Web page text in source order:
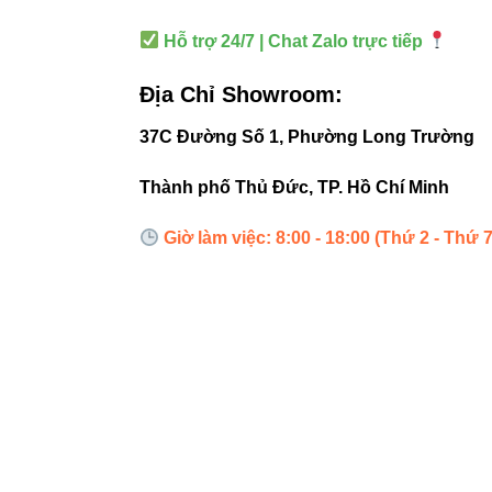
Chiếu
Hỗ trợ 24/7 | Chat Zalo trực tiếp
Địa Chỉ Showroom:
37C Đường Số 1, Phường Long Trường
Thành phố Thủ Đức, TP. Hồ Chí Minh
Giờ làm việc: 8:00 - 18:00 (Thứ 2 - Thứ